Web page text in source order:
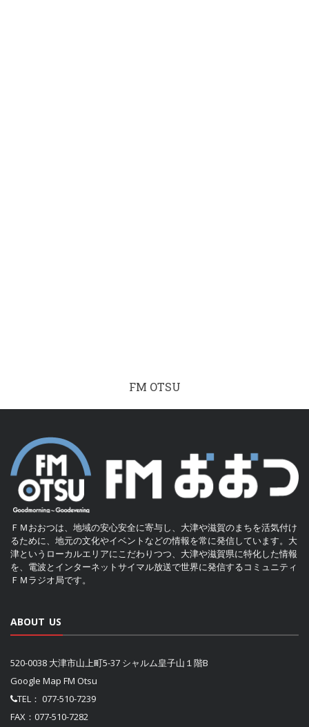
FM OTSU
ＦＭおおつは、地域の安心安全に寄与し、大津や滋賀のまちを活気付け
るために、地元の文化やイベントなどの情報を常に発信しています。大
津というローカルエリアにこだわりつつ、大津や滋賀県に特化した情報
を、電波とインターネットサイマル放送で世界に発信するコミュニティ
ＦＭラジオ局です。
ABOUT US
520-0038 大津市山上町5-37 シャルム皇子山１階B
Google Map FM Otsu
TEL： 077-510-7239
FAX：077-510-7282